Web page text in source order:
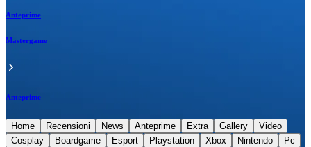
Anteprime
Mastergame
Anteprime
Home Recensioni News Anteprime Extra Gallery
Video
Cosplay
Boardgame Esport Playstation Xbox Nintendo Pc